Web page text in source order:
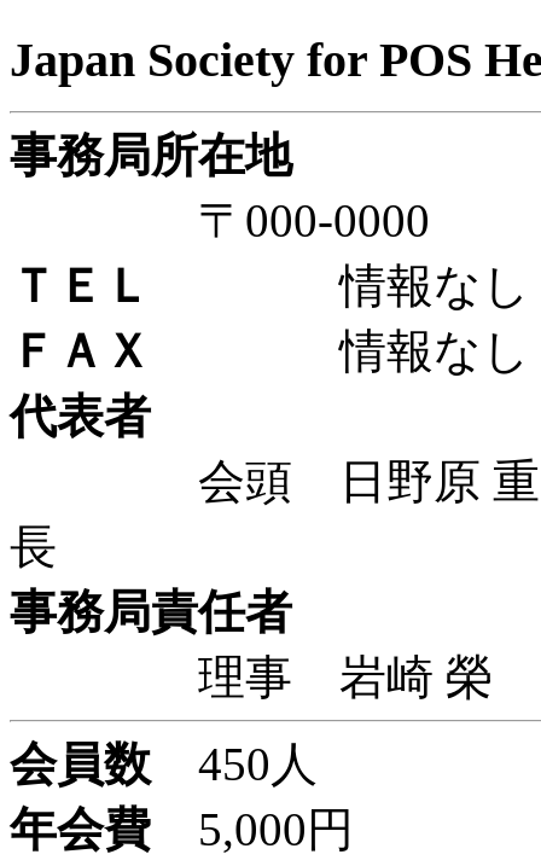
Japan Society for POS
事務局所在地
〒000-
ＴＥＬ
情報なし
ＦＡＸ
情報なし
代表者
会頭 日野原 重明
長
事務局責任者
理事 岩崎 榮 日
会員数 450人
年会費 5,000円